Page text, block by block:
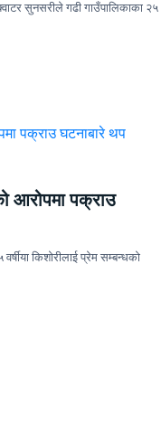
सुनसरीले गढी गाउँपालिकाका २५
आरोपमा पक्राउ
किशोरीलाई प्रेम सम्बन्धको